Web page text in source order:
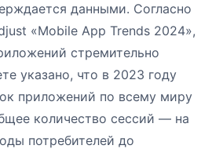
данными. Согласно
«Mobile App Trends 2024»,
стремительно
указано, что в 2023 году
приложений по всему миру
количество сессий — на
потребителей до